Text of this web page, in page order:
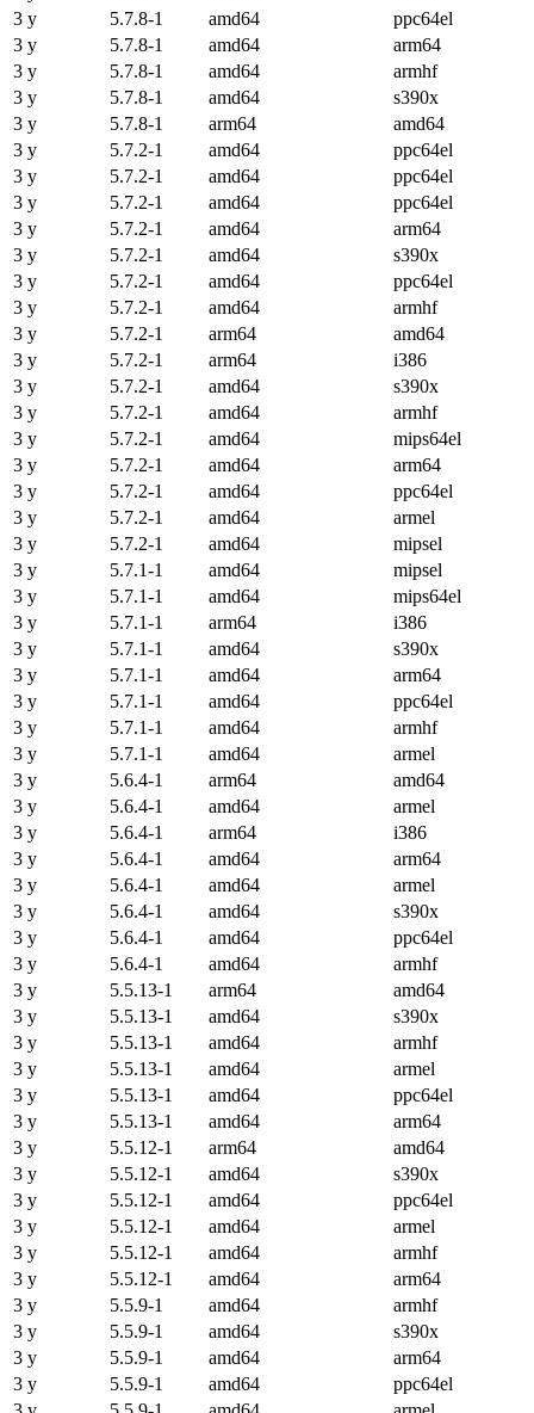
3 y
5.7.8-1 amd64
ppc64el
3 y
5.7.8-1 amd64
arm64
3 y
5.7.8-1 amd64
armhf
3 y
5.7.8-1 amd64
s390x
3 y
5.7.8-1 arm64
amd64
3 y
5.7.2-1 amd64
ppc64el
3 y
5.7.2-1 amd64
ppc64el
3 y
5.7.2-1 amd64
ppc64el
3 y
5.7.2-1 amd64
arm64
3 y
5.7.2-1 amd64
s390x
3 y
5.7.2-1 amd64
ppc64el
3 y
5.7.2-1 amd64
armhf
3 y
5.7.2-1 arm64
amd64
3 y
5.7.2-1 arm64
i386
3 y
5.7.2-1 amd64
s390x
3 y
5.7.2-1 amd64
armhf
3 y
5.7.2-1 amd64
mips64el
3 y
5.7.2-1 amd64
arm64
3 y
5.7.2-1 amd64
ppc64el
3 y
5.7.2-1 amd64
armel
3 y
5.7.2-1 amd64
mipsel
3 y
5.7.1-1 amd64
mipsel
3 y
5.7.1-1 amd64
mips64el
3 y
5.7.1-1 arm64
i386
3 y
5.7.1-1 amd64
s390x
3 y
5.7.1-1 amd64
arm64
3 y
5.7.1-1 amd64
ppc64el
3 y
5.7.1-1 amd64
armhf
3 y
5.7.1-1 amd64
armel
3 y
5.6.4-1 arm64
amd64
3 y
5.6.4-1 amd64
armel
3 y
5.6.4-1 arm64
i386
3 y
5.6.4-1 amd64
arm64
3 y
5.6.4-1 amd64
armel
3 y
5.6.4-1 amd64
s390x
3 y
5.6.4-1 amd64
ppc64el
3 y
5.6.4-1 amd64
armhf
3 y
5.5.13-1 arm64
amd64
3 y
5.5.13-1 amd64
s390x
3 y
5.5.13-1 amd64
armhf
3 y
5.5.13-1 amd64
armel
3 y
5.5.13-1 amd64
ppc64el
3 y
5.5.13-1 amd64
arm64
3 y
5.5.12-1 arm64
amd64
3 y
5.5.12-1 amd64
s390x
3 y
5.5.12-1 amd64
ppc64el
3 y
5.5.12-1 amd64
armel
3 y
5.5.12-1 amd64
armhf
3 y
5.5.12-1 amd64
arm64
3 y
5.5.9-1 amd64
armhf
3 y
5.5.9-1 amd64
s390x
3 y
5.5.9-1 amd64
arm64
3 y
5.5.9-1 amd64
ppc64el